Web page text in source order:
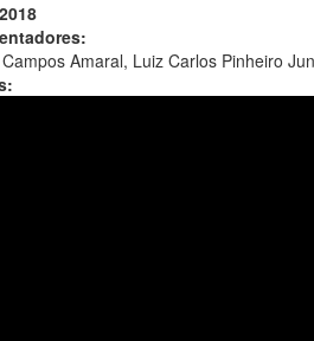
Amaral, Luiz Carlos Pinheiro